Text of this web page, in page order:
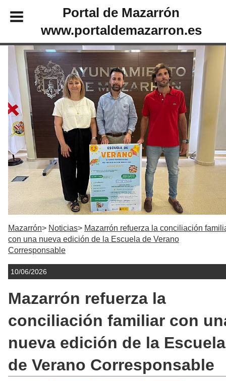
Portal de Mazarrón
www.portaldemazarron.es
Mazarrón Noticias
Mazarrón refuerza la conciliación
con una nueva edición de la Escuela de Verano
Corresponsable
10/06/2026
Mazarrón refuerza la
conciliación familiar con
nueva edición de la Escuela
de Verano Corresponsable